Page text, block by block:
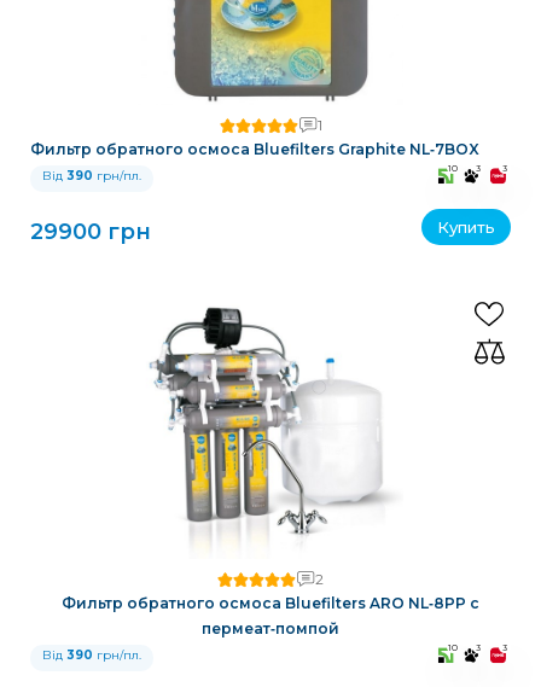
1
Фильтр обратного осмоса Bluefilters Graphite NL‑7BOX
Від 390 грн/пл. 10 3 3
29900 грн Купить
2
Фильтр обратного осмоса Bluefilters ARO NL‑8PP с
пермеат‑помпой
Від 390 грн/пл. 10 3 3